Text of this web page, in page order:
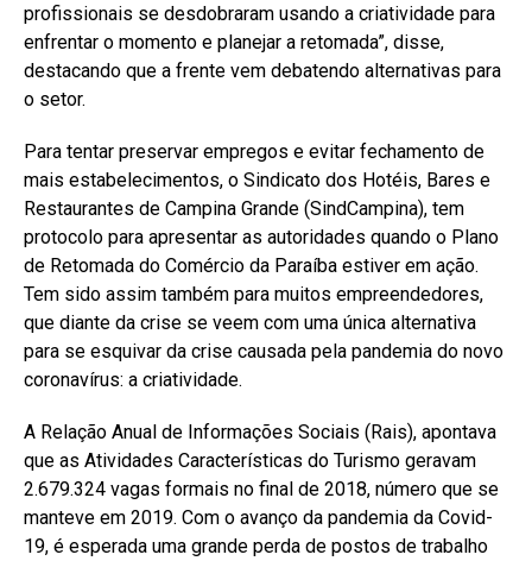
profissionais se desdobraram usando a criatividade para
enfrentar o momento e planejar a retomada”, disse,
destacando que a frente vem debatendo alternativas para
o setor.
Para tentar preservar empregos e evitar fechamento de
mais estabelecimentos, o Sindicato dos Hotéis, Bares e
Restaurantes de Campina Grande (SindCampina), tem
protocolo para apresentar as autoridades quando o Plano
de Retomada do Comércio da Paraíba estiver em ação.
Tem sido assim também para muitos empreendedores,
que diante da crise se veem com uma única alternativa
para se esquivar da crise causada pela pandemia do novo
coronavírus: a criatividade.
A Relação Anual de Informações Sociais (Rais), apontava
que as Atividades Características do Turismo geravam
2.679.324 vagas formais no final de 2018, número que se
manteve em 2019. Com o avanço da pandemia da Covid-
19, é esperada uma grande perda de postos de trabalho